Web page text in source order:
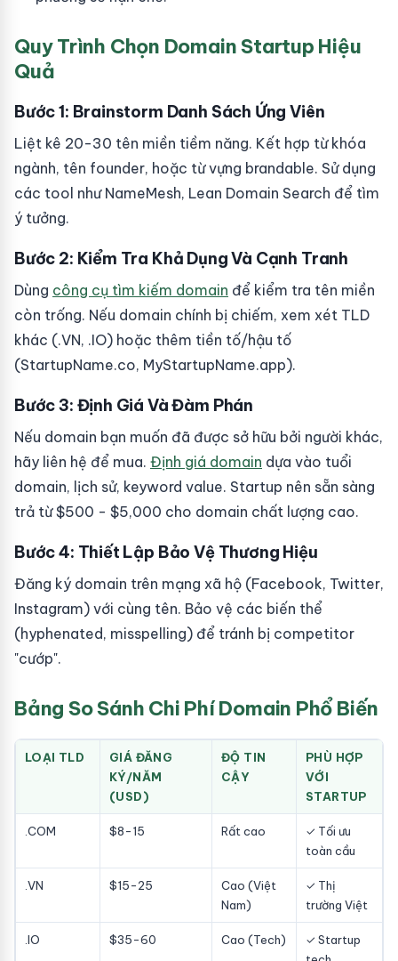
Quy Trình Chọn Domain Startup Hiệu
Quả
Bước 1: Brainstorm Danh Sách Ứng Viên
Liệt kê 20-30 tên miền tiềm năng. Kết hợp từ khóa
ngành, tên founder, hoặc từ vựng brandable. Sử dụng
các tool như NameMesh, Lean Domain Search để tìm
ý tưởng.
Bước 2: Kiểm Tra Khả Dụng Và Cạnh Tranh
Dùng công cụ tìm kiếm domain để kiểm tra tên miền
còn trống. Nếu domain chính bị chiếm, xem xét TLD
khác (.VN, .IO) hoặc thêm tiền tố/hậu tố
(StartupName.co, MyStartupName.app).
Bước 3: Định Giá Và Đàm Phán
Nếu domain bạn muốn đã được sở hữu bởi người khác,
hãy liên hệ để mua. Định giá domain dựa vào tuổi
domain, lịch sử, keyword value. Startup nên sẵn sàng
trả từ $500 - $5,000 cho domain chất lượng cao.
Bước 4: Thiết Lập Bảo Vệ Thương Hiệu
Đăng ký domain trên mạng xã hộ (Facebook, Twitter,
Instagram) với cùng tên. Bảo vệ các biến thể
(hyphenated, misspelling) để tránh bị competitor
"cướp".
Bảng So Sánh Chi Phí Domain Phổ Biến
LOẠI TLD
GIÁ ĐĂNG
KÝ/NĂM
(USD)
ĐỘ TIN
CẬY
PHÙ HỢP
VỚI
STARTUP
.COM $8-15 Rất cao
✓ Tối ưu
toàn cầu
.VN $15-25
Cao (Việt
Nam)
✓ Thị
trường Việt
.IO $35-60 Cao (Tech)
✓ Startup